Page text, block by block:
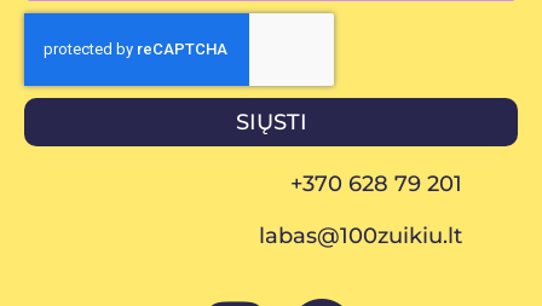
SIŲSTI
+370 628 79 201
labas@100zuikiu.lt